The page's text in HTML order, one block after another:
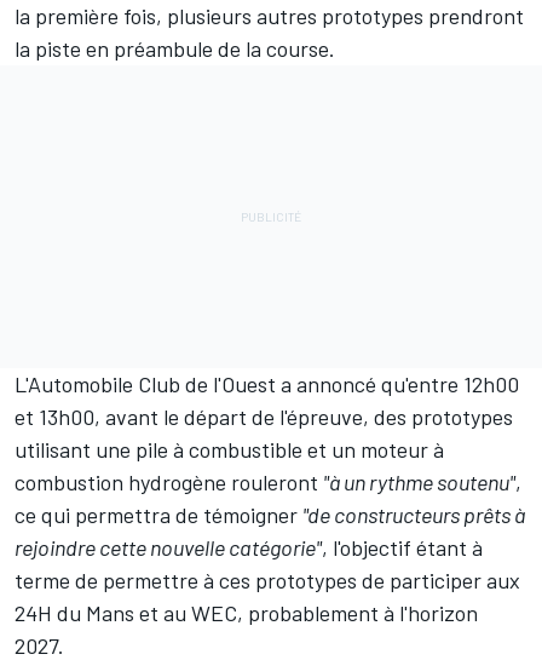
la première fois, plusieurs autres prototypes prendront
la piste en préambule de la course.
L'Automobile Club de l'Ouest a annoncé qu'entre 12h00
et 13h00, avant le départ de l'épreuve, des prototypes
utilisant une pile à combustible et un moteur à
combustion hydrogène rouleront "à un rythme soutenu",
ce qui permettra de témoigner "de constructeurs prêts à
rejoindre cette nouvelle catégorie", l'objectif étant à
terme de permettre à ces prototypes de participer aux
24H du Mans et au WEC, probablement à l'horizon
2027.